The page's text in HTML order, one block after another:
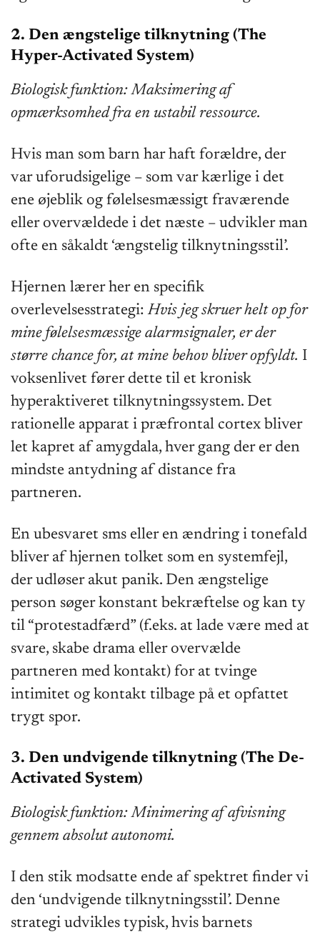
2. Den ængstelige tilknytning (The
Hyper-Activated System)
Biologisk funktion: Maksimering af
opmærksomhed fra en ustabil ressource.
Hvis man som barn har haft forældre, der
var uforudsigelige – som var kærlige i det
ene øjeblik og følelsesmæssigt fraværende
eller overvældede i det næste – udvikler man
ofte en såkaldt ‘ængstelig tilknytningsstil’.
Hjernen lærer her en specifik
overlevelsesstrategi:Hvis jeg skruer helt op for
mine følelsesmæssige alarmsignaler, er der
større chance for, at mine behov bliver opfyldt. I
voksenlivet fører dette til et kronisk
hyperaktiveret tilknytningssystem. Det
rationelle apparat i præfrontal cortex bliver
let kapret af amygdala, hver gang der er den
mindste antydning af distance fra
partneren.
En ubesvaret sms eller en ændring i tonefald
bliver af hjernen tolket som en systemfejl,
der udløser akut panik. Den ængstelige
person søger konstant bekræftelse og kan ty
til “protestadfærd” (f.eks. at lade være med at
svare, skabe drama eller overvælde
partneren med kontakt) for at tvinge
intimitet og kontakt tilbage på et opfattet
trygt spor.
3. Den undvigende tilknytning (The De-
Activated System)
Biologisk funktion: Minimering af afvisning
gennem absolut autonomi.
I den stik modsatte ende af spektret finder vi
den ‘undvigende tilknytningsstil’. Denne
strategi udvikles typisk, hvis barnets